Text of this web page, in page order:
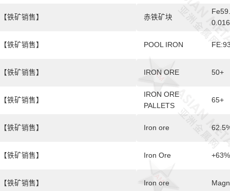
【铁矿销售】
【铁矿销售】
【铁矿销售】
【铁矿销售】
【铁矿销售】
【铁矿销售】
【铁矿销售】
赤铁矿块
POOL IRON
IRON ORE 50+
IRON ORE
PALLETS
65+
Iron ore
Iron Ore +63%
Iron ore